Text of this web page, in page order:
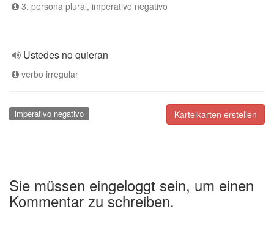
3. persona plural, imperativo negativo
Ustedes no quieran
verbo irregular
Karteikarten erstellen
imperativo negativo
Sie müssen eingeloggt sein, um einen
Kommentar zu schreiben.